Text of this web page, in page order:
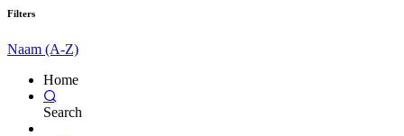
Filters
Naam (A-Z)
Home
Search